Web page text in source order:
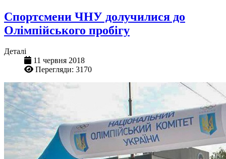
Спортсмени ЧНУ долучилися до
Олімпійського пробігу
Деталі
11 червня 2018
Перегляди: 3170